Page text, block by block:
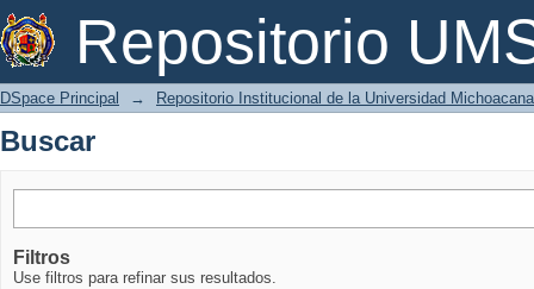
Repositorio
Buscar
DSpace Principal → Repositorio Institucional de la Universidad
Buscar
Filtros
Use filtros para refinar sus resultados.